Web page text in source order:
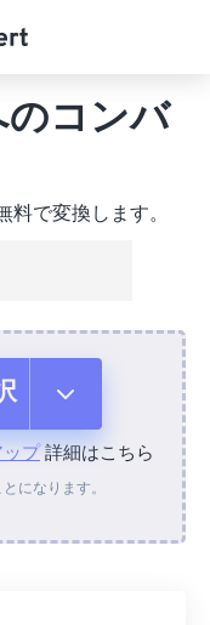
コンバ
で変換します。
プ詳細はこちら
になります。